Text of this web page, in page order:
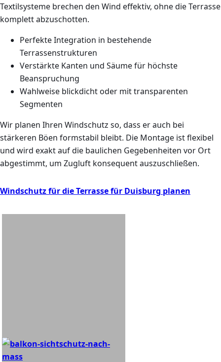
Textilsysteme brechen den Wind effektiv, ohne die Terrasse
komplett abzuschotten.
Perfekte Integration in bestehende
Terrassenstrukturen
Verstärkte Kanten und Säume für höchste
Beanspruchung
Wahlweise blickdicht oder mit transparenten
Segmenten
Wir planen Ihren Windschutz so, dass er auch bei
stärkeren Böen formstabil bleibt. Die Montage ist flexibel
und wird exakt auf die baulichen Gegebenheiten vor Ort
abgestimmt, um Zugluft konsequent auszuschließen.
Windschutz für die Terrasse für Duisburg planen